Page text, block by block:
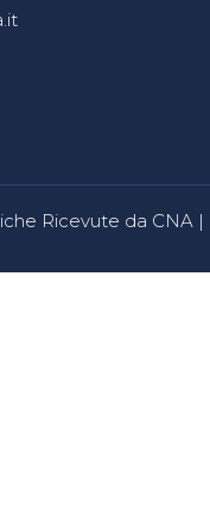
Ricevute da CNA |